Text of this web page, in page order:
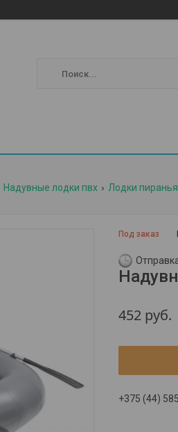
Надувные лодки пвх Лодки пиранья
Под заказ
452 руб.
+375 (44)